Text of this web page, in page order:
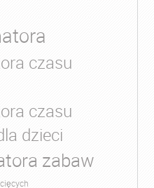
czasu
czasu
dzieci
zabaw